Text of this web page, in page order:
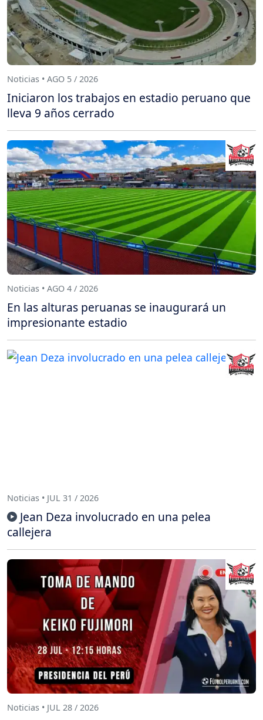
Noticias • AGO 5 / 2026
Iniciaron los trabajos en estadio peruano que
lleva 9 años cerrado
Noticias • AGO 4 / 2026
En las alturas peruanas se inaugurará un
impresionante estadio
Noticias • JUL 31 / 2026
Jean Deza involucrado en una pelea
callejera
Noticias • JUL 28 / 2026